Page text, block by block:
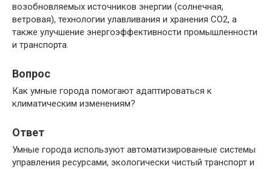
возобновляемых источников энергии (солнечная,
ветровая), технологии улавливания и хранения CO2, а
также улучшение энергоэффективности промышленности
и транспорта.
Вопрос
Как умные города помогают адаптироваться к
климатическим изменениям?
Ответ
Умные города используют автоматизированные системы
управления ресурсами, экологически чистый транспорт и